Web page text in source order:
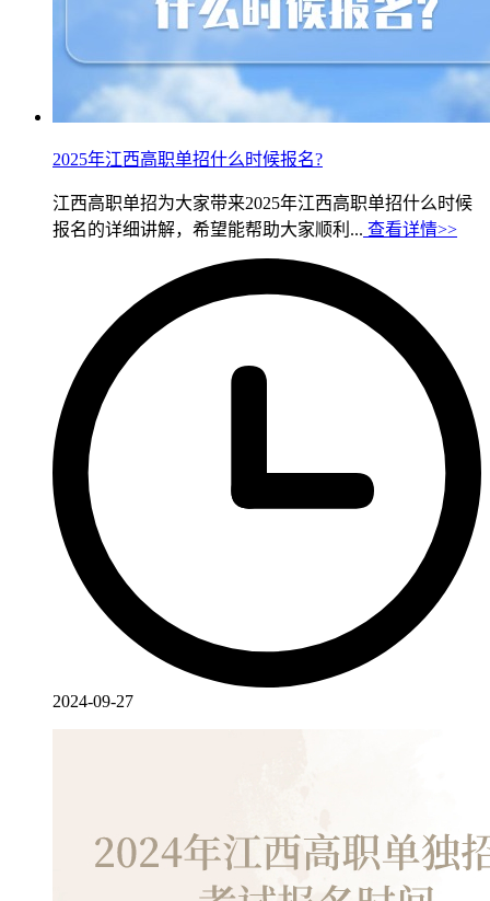
2025年江西高职单招什么时候报名?
江西高职单招为大家带来2025年江西高职单招什么时候
报名的详细讲解，希望能帮助大家顺利... 查看详情>>
2024-09-27